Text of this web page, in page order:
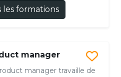
les formations
manager
manager travaille de